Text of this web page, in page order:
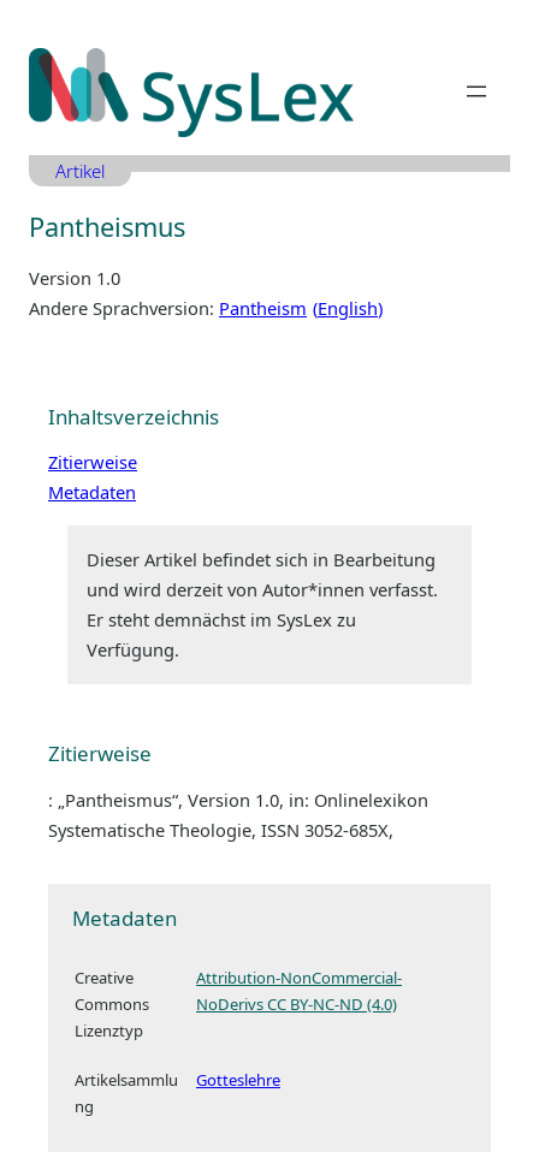
Inhalt
springen
Artikel
Pantheismus
Version 1.0
Andere Sprachversion: Pantheism English
Inhaltsverzeichnis
Zitierweise
Metadaten
Dieser Artikel befindet sich in Bearbeitung
und wird derzeit von Autor*innen verfasst.
Er steht demnächst im SysLex zu
Verfügung.
Zitierweise
: „Pantheismus“, Version 1.0, in: Onlinelexikon
Systematische Theologie, ISSN 3052-685X,
Metadaten
Creative
Commons
Lizenztyp
Attribution-NonCommercial-
NoDerivs CC BY-NC-ND (4.0)
Artikelsammlu
ng
Gotteslehre